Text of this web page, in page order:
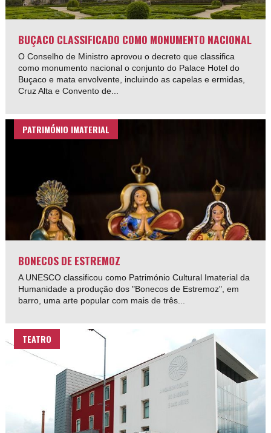
BUÇACO CLASSIFICADO COMO MONUMENTO NACIONAL
O Conselho de Ministro aprovou o decreto que classifica
como monumento nacional o conjunto do Palace Hotel do
Buçaco e mata envolvente, incluindo as capelas e ermidas,
Cruz Alta e Convento de...
PATRIMÓNIO IMATERIAL
BONECOS DE ESTREMOZ
A UNESCO classificou como Património Cultural Imaterial da
Humanidade a produção dos "Bonecos de Estremoz", em
barro, uma arte popular com mais de três...
TEATRO